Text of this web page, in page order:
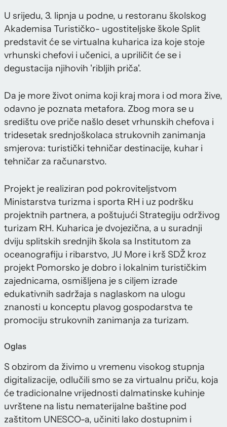
U srijedu, 3. lipnja u podne, u restoranu školskog
Akademisa Turističko- ugostiteljske škole Split
predstavit će se virtualna kuharica iza koje stoje
vrhunski chefovi i učenici, a upriličit će se i
degustacija njihovih 'ribljih priča'.
Da je more život onima koji kraj mora i od mora žive,
odavno je poznata metafora. Zbog mora se u
središtu ove priče našlo deset vrhunskih chefova i
tridesetak srednjoškolaca strukovnih zanimanja
smjerova: turistički tehničar destinacije, kuhar i
tehničar za računarstvo.
Projekt je realiziran pod pokroviteljstvom
Ministarstva turizma i sporta RH i uz podršku
projektnih partnera, a poštujući Strategiju održivog
turizam RH. Kuharica je dvojezična, a u suradnji
dviju splitskih srednjih škola sa Institutom za
oceanografiju i ribarstvo, JU More i krš SDŽ kroz
projekt Pomorsko je dobro i lokalnim turističkim
zajednicama, osmišljena je s ciljem izrade
edukativnih sadržaja s naglaskom na ulogu
znanosti u konceptu plavog gospodarstva te
promociju strukovnih zanimanja za turizam.
Oglas
S obzirom da živimo u vremenu visokog stupnja
digitalizacije, odlučili smo se za virtualnu priču, koja
će tradicionalne vrijednosti dalmatinske kuhinje
uvrštene na listu nematerijalne baštine pod
zaštitom UNESCO-a, učiniti lako dostupnim i